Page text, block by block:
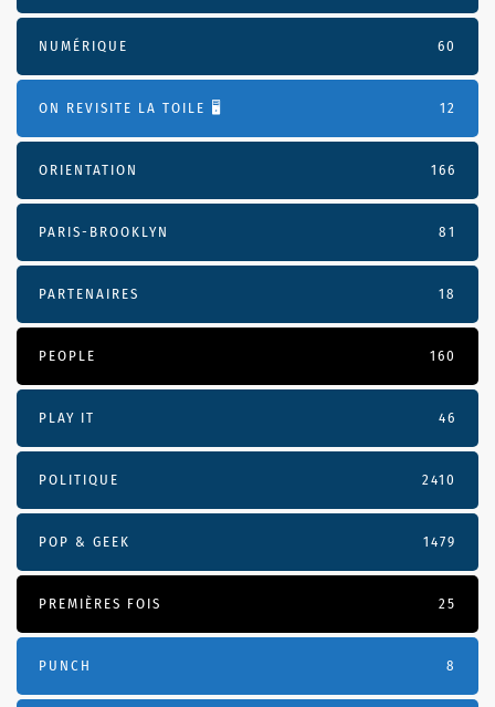
NUMÉRIQUE 60
ON REVISITE LA TOILE 🖥️ 12
ORIENTATION 166
PARIS-BROOKLYN 81
PARTENAIRES 18
PEOPLE 160
PLAY IT 46
POLITIQUE 2410
POP & GEEK 1479
PREMIÈRES FOIS 25
PUNCH 8